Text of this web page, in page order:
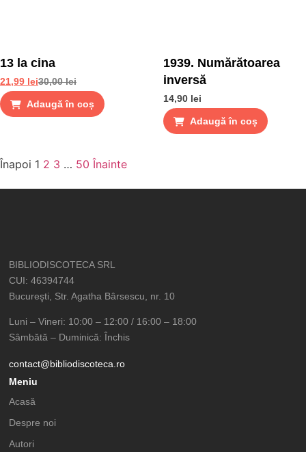
13 la cina
30,00lei
21,99 lei
Adaugă în coș
1939. Numărătoarea
inversă
14,90 lei
Adaugă în coș
Înapoi 1 2 3 … 50 Înainte
BIBLIODISCOTECA SRL
CUI: 46394744
Bucureşti, Str. Agatha Bârsescu, nr. 10
Luni – Vineri: 10:00 – 12:00 / 16:00 – 18:00
Sâmbătă – Duminică: Închis
contact@bibliodiscoteca.ro
Meniu
Acasă
Despre noi
Autori